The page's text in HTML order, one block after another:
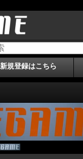
新規登録はこちら